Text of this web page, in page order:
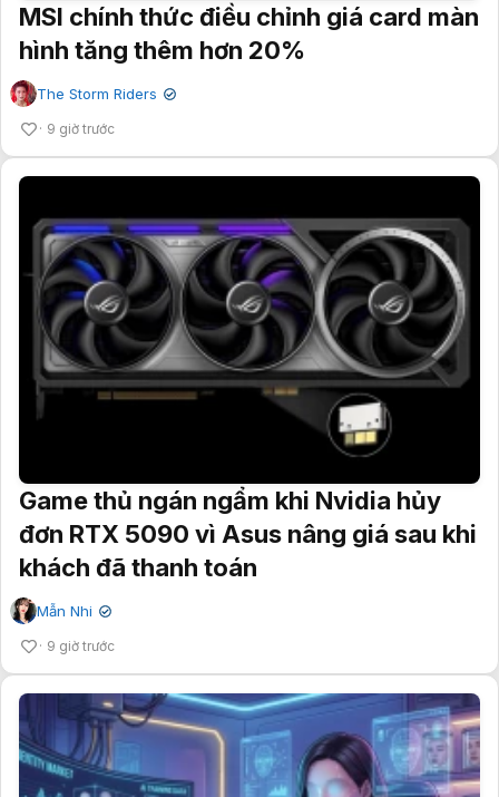
MSI chính thức điều chỉnh giá card màn
hình tăng thêm hơn 20%
The Storm Riders ✔
9 giờ trước
Game thủ ngán ngẩm khi Nvidia hủy
đơn RTX 5090 vì Asus nâng giá sau khi
khách đã thanh toán
Mẫn Nhi ✔
9 giờ trước